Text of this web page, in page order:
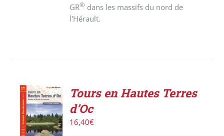
GR® dans les massifs du nord de
l'Hérault.
ACHETER
LE
PRODUIT
/
Tours en Hautes Terres
d’Oc
16,40€